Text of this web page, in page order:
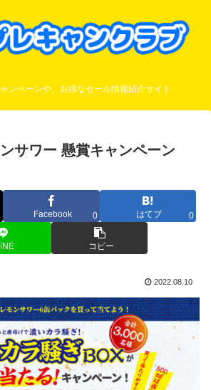
ンペーンや、お得なセール情報紹介サイト
サワー 懸賞キャンペーン
Facebook 0 はてブ 0
コピー
2022.08.10